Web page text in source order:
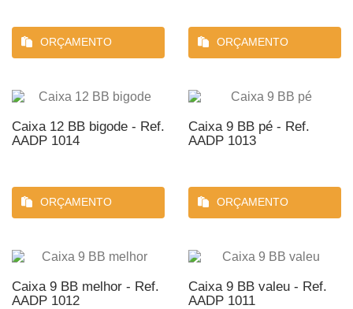
ORÇAMENTO ORÇAMENTO
Caixa 12 BB bigode - Ref.
AADP 1014
ORÇAMENTO
Caixa 9 BB pé - Ref.
AADP 1013
ORÇAMENTO
Caixa 9 BB melhor - Ref.
AADP 1012
Caixa 9 BB valeu - Ref.
AADP 1011